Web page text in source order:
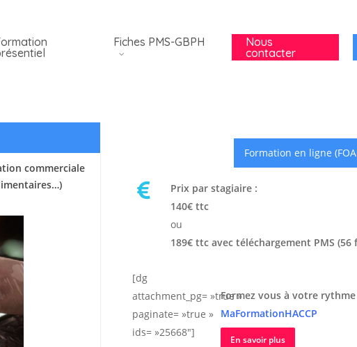
Fiches PMS-GBPH
Nous
contacter
commerciale
Formation en ligne
Prix par stagiaire :
140€ ttc
ou
189€ ttc avec téléchargement PMS (56
[dg
attachment_pg= »true »
paginate= »true »
ids= »25668″]
Formez vous à votre
MaFormationHACCP
En savoir plus